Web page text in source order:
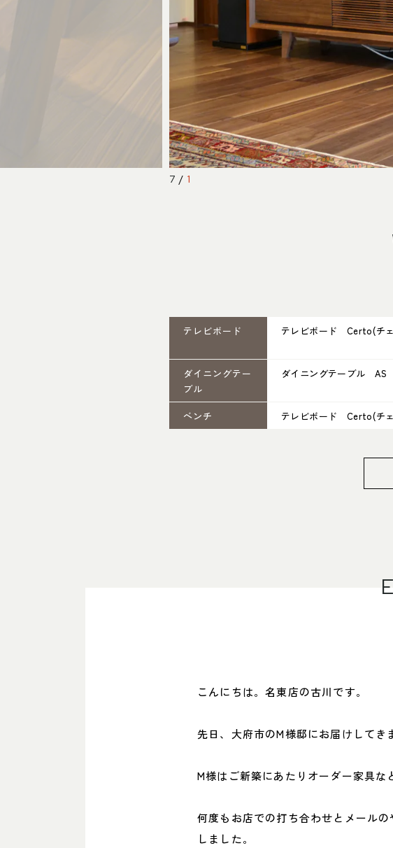
7 / 1
テレビボード テレビボード Certo(チ
ダイニングテー
ブル
ダイニングテーブル AS
ベンチ テレビボード Certo(チ
こんにちは。名東店の古川です。
先日、大府市のM様邸にお届けしてき
M様はご新築にあたりオーダー家具な
何度もお店での打ち合わせとメール
しました。